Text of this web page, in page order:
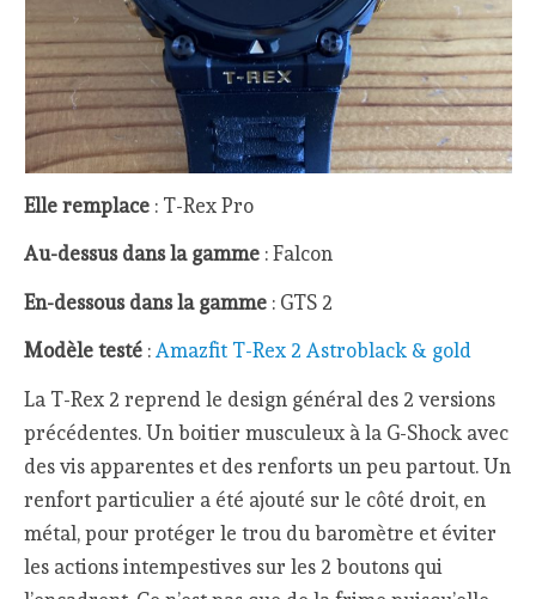
Elle remplace : T-Rex Pro
Au-dessus dans la gamme : Falcon
En-dessous dans la gamme : GTS 2
Modèle testé :Amazfit T-Rex 2 Astroblack & gold
La T-Rex 2 reprend le design général des 2 versions
précédentes. Un boitier musculeux à la G-Shock avec
des vis apparentes et des renforts un peu partout. Un
renfort particulier a été ajouté sur le côté droit, en
métal, pour protéger le trou du baromètre et éviter
les actions intempestives sur les 2 boutons qui